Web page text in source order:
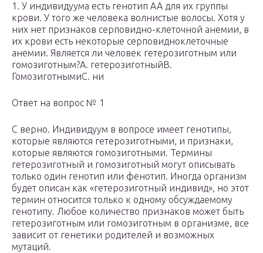
1. У индивидуума есть генотип АА для их группы
крови. У того же человека волнистые волосы. Хотя у
них нет признаков серповидно-клеточной анемии, в
их крови есть некоторые серповидноклеточные
анемии. Является ли человек гетерозиготным или
гомозиготным?A. гетерозиготныйB.
ГомозиготнымиC. ни
Ответ на вопрос № 1
С верно. Индивидуум в вопросе имеет генотипы,
которые являются гетерозиготными, и признаки,
которые являются гомозиготными. Термины
гетерозиготный и гомозиготный могут описывать
только один генотип или фенотип. Иногда организм
будет описан как «гетерозиготный индивид», но этот
термин относится только к одному обсуждаемому
генотипу. Любое количество признаков может быть
гетерозиготным или гомозиготным в организме, все
зависит от генетики родителей и возможных
мутаций.